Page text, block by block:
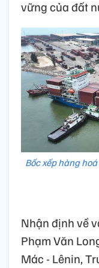
vững của đất
Bốc xếp hàng
Nhận định về
Phạm Văn
Mác - Lênin,